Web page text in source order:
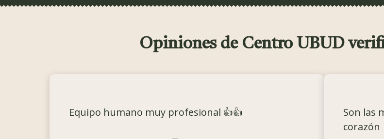
Opiniones de Centro UBUD
Equipo humano muy profesional 👍👍
Son las
corazón